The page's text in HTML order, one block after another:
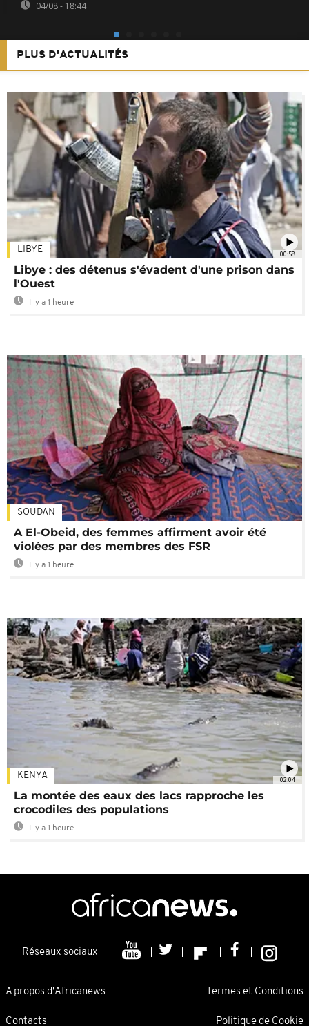
04/08 - 18:44
PLUS D'ACTUALITÉS
00:58
LIBYE
Libye : des détenus s'évadent d'une prison dans
l'Ouest
Il y a 1 heure
SOUDAN
A El-Obeid, des femmes affirment avoir été
violées par des membres des FSR
Il y a 1 heure
02:04
KENYA
La montée des eaux des lacs rapproche les
crocodiles des populations
Il y a 1 heure
Réseaux sociaux
A propos d'Africanews Termes et Conditions
Contacts Politique de Cookie